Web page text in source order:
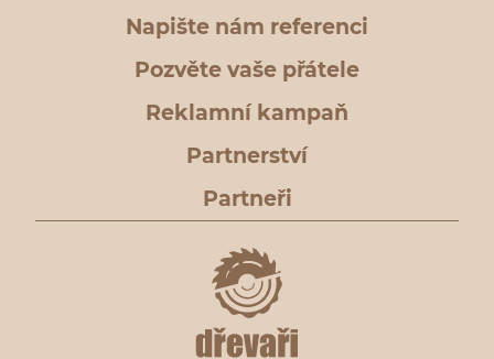
Napište nám referenci
Pozvěte vaše přátele
Reklamní kampaň
Partnerství
Partneři